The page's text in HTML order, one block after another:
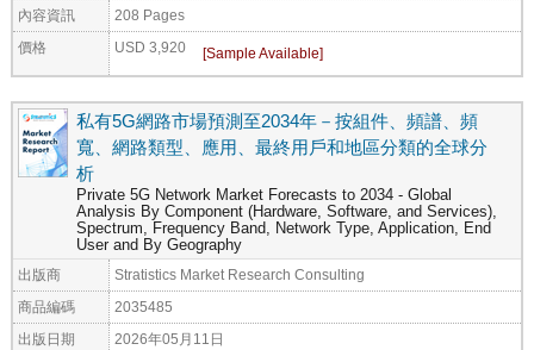
內容資訊 208 Pages
價格 USD 3,920
私有5G網路市場預測至2034年－按組件、頻譜、頻
寬、網路類型、應用、最終用戶和地區分類的全球分
析
Private 5G Network Market Forecasts to 2034 - Global
Analysis By Component (Hardware, Software, and Services),
Spectrum, Frequency Band, Network Type, Application, End
User and By Geography
出版商 Stratistics Market Research Consulting
商品編碼 2035485
出版日期 2026年05月11日